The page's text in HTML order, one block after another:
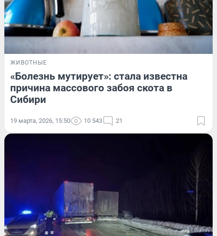
ЖИВОТНЫЕ
«Болезнь мутирует»: стала известна
причина массового забоя скота в
Сибири
19 марта, 2026, 15:50 10 543 21